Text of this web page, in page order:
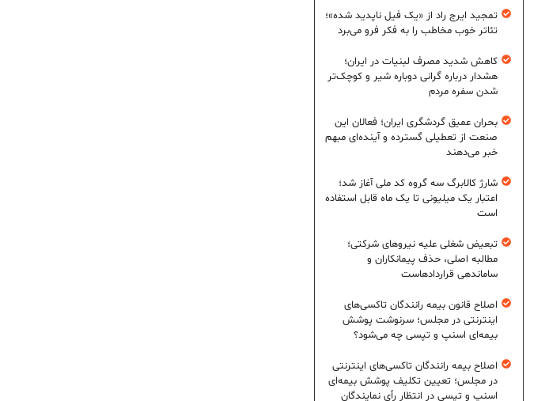
تمجید ایرج راد از «یک فیل ناپدید شده»؛
تئاتر خوب مخاطب را به فکر فرو می‌برد
کاهش شدید مصرف لبنیات در ایران؛
هشدار درباره گرانی دوباره شیر و کوچک‌تر
شدن سفره مردم
بحران عمیق گردشگری ایران؛ فعالان این
صنعت از تعطیلی گسترده و آینده‌ای مبهم
خبر می‌دهند
شارژ کالابرگ سه گروه کد ملی آغاز شد؛
اعتبار یک میلیونی تا یک ماه قابل استفاده
است
تبعیض شغلی علیه نیروهای شرکتی؛
مطالبه اصلی، حذف پیمانکاران و
ساماندهی قراردادهاست
اصلاح قانون بیمه رانندگان تاکسی‌های
اینترنتی در مجلس؛ سرنوشت پوشش
بیمه‌ای اسنپ و تپسی چه می‌شود؟
اصلاح بیمه رانندگان تاکسی‌های اینترنتی
در مجلس؛ تعیین تکلیف پوشش بیمه‌ای
اسنپ و تپسی در انتظار رأی نمایندگان